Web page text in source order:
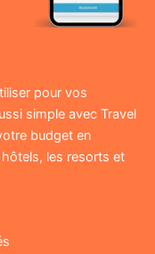
pour vos
simple avec Travel
budget en
les resorts et